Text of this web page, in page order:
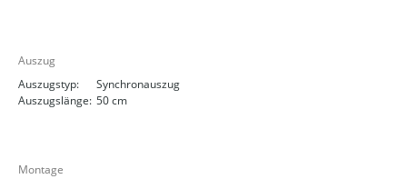
Auszug
Auszugstyp:
Synchronauszug
Auszugslänge: 50 cm
Montage